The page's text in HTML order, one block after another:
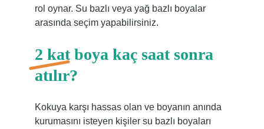
rol oynar. Su bazlı veya yağ bazlı boyalar
arasında seçim yapabilirsiniz.
2 kat boya kaç saat sonra
atılır?
Kokuya karşı hassas olan ve boyanın anında
kurumasını isteyen kişiler su bazlı boyaları